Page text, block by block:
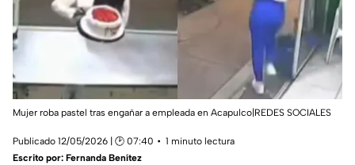
Mujer roba pastel tras engañar a empleada en Acapulco|REDES SOCIALES
Publicado 12/05/2026 | 🕑 07:40
1 minuto lectura
Escrito por: Fernanda Benítez